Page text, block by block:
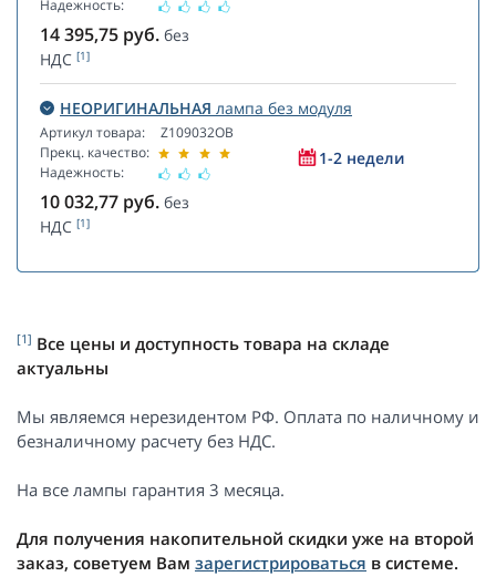
Надежность:
14 395,75 руб. без
НДС [1]
НЕОРИГИНАЛЬНАЯ лампа без модуля
Артикул товара:
Прекц. качество:
Надежность:
Z109032OB
1-2 недели
10 032,77 руб. без
НДС [1]
[1] Все цены и доступность товара на складе
актуальны
Мы являемся нерезидентом РФ. Оплата по наличному и
безналичному расчету без НДС.
На все лампы гарантия 3 месяца.
Для получения накопительной скидки уже на второй
заказ, советуем Вам зарегистрироваться в системе.